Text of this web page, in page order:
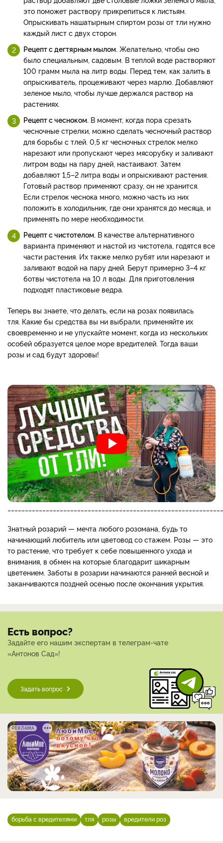
это поможет раствору прикрепиться к листьям.
Опрыскивать нашатырным спиртом розы от тли нужно
каждый лист с двух сторон.
Рецепт с дегтярным мылом. Желательно, чтобы оно
было специальным, садовым. В теплой воде растворяют
100 грамм мыла на литр воды. Перед тем, как залить в
опрыскиватель, процеживают через марлю. Добавляют
зеленое мыло, чтобы лучше держался раствор на
растениях.
Рецепт с чесноком. В момент, когда пора срезать
чесночные стрелки, можно сделать чесночный раствор
для борьбы с тлей. 0,5 кг чесночных стрелок мелко
нарезают или пропускают через мясорубку и заливают
литром воды на пару дней, настаивают. Затем
добавляют 1,5–2 литра воды и опрыскивают растения.
Готовый раствор применяют сразу, он не хранится.
Если стрелок чеснока много, можно часть из них
положить в холодильник, где они хранятся до месяца, и
применять по мере необходимости.
Рецепт с чистотелом. В качестве альтернативного
варианта применяют и настой из чистотела, годятся все
части растения. Их также мелко рубят или нарезают и
заливают водой на пару дней. Берут примерно 3–4 кг
ботвы чистотела на 10 л воды. Для приготовления
подходят пластиковые ведра.
Теперь вы знаете, что делать, если на розах появилась
тля. Какие бы средства вы ни выбрали, применяйте их
своевременно и не упускайте момент, когда из нескольких
особей образуется целое море вредителей. Тогда ваши
розы и сад будут здоровы!
Знатный розарий — мечта любого розомана, будь то
начинающий любитель или цветовод со стажем. Розы — это
то растение, что требует к себе повышенного ухода и
внимания, в обмен на которые благодарит шикарным
цветением. Заботы в розарии начинаются ранней весной и
заканчиваются поздней осенью после окончания укрытия.
Есть вопрос?
Задайте его нашим экспертам в телеграм-чате
«Антонов Сад»!
Задать вопрос
РЕКЛАМА
борьба с вредителями тля розы вредители роз